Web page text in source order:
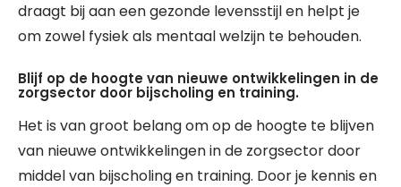
draagt bij aan een gezonde levensstijl en helpt je
om zowel fysiek als mentaal welzijn te behouden.
Blijf op de hoogte van nieuwe ontwikkelingen in de
zorgsector door bijscholing en training.
Het is van groot belang om op de hoogte te blijven
van nieuwe ontwikkelingen in de zorgsector door
middel van bijscholing en training. Door je kennis en